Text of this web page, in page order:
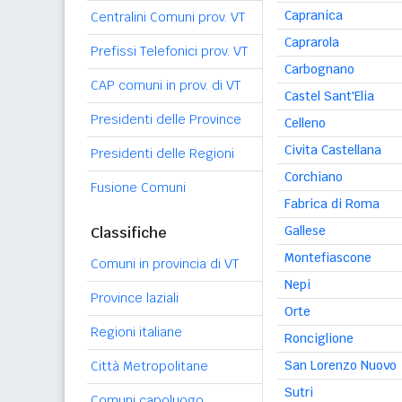
Centralini Comuni prov. VT
Prefissi Telefonici prov. VT
CAP comuni in prov. di VT
Presidenti delle Province
Presidenti delle Regioni
Fusione Comuni
Classifiche
Comuni in provincia di VT
Province laziali
Regioni italiane
Città Metropolitane
Capranica
Caprarola
Carbognano
Castel Sant'Elia
Celleno
Civita Castellana
Corchiano
Fabrica di Roma
Gallese
Montefiascone
Nepi
Orte
Ronciglione
San Lorenzo Nuovo
Sutri